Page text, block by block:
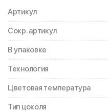
Артикул
Сокр. артикул
В упаковке
Технология
Цветовая температура
Тип цоколя